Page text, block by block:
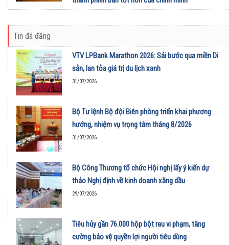
Tin đã đăng
VTV LPBank Marathon 2026: Sải bước qua miền Di
sản, lan tỏa giá trị du lịch xanh
31/07/2026
Bộ Tư lệnh Bộ đội Biên phòng triển khai phương
hướng, nhiệm vụ trọng tâm tháng 8/2026
31/07/2026
Bộ Công Thương tổ chức Hội nghị lấy ý kiến dự
thảo Nghị định về kinh doanh xăng dầu
29/07/2026
Tiêu hủy gần 76.000 hộp bột rau vi phạm, tăng
cường bảo vệ quyền lợi người tiêu dùng